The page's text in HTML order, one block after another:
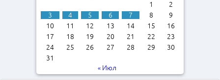
1
2
3
4 5 6 7 8
9
10
11 12 13 14 15
16
17
18 19 20 21 22
23
24
25 26 27 28 29
30
31
« Июл